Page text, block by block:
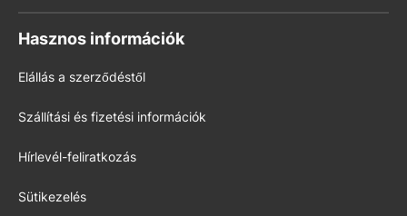
Hasznos információk
Elállás a szerződéstől
Szállítási és fizetési információk
Hírlevél-feliratkozás
Sütikezelés